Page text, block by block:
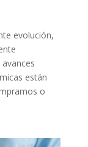
evolución,
están
o